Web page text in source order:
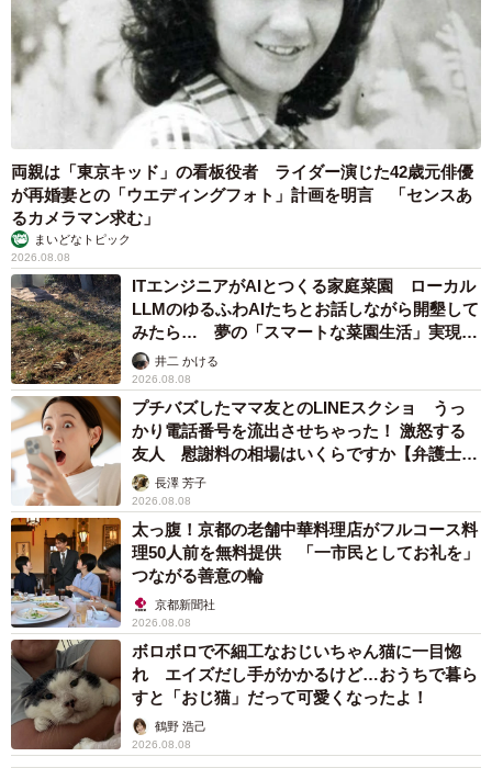
「牡蠣の妖精ですね」
「完璧なかわいい牡蠣」
「立派な牡蠣……牡蠣！！？」
「パグに似ている大粒の牡蠣だ」
「AIが牡蠣の妖精にしたかのような（笑）」
「違う意味であたる！ 私の心にあたるwww」
両親は「東京キッド」の看板役者 ライダー演じた42歳元俳優
が再婚妻との「ウエディングフォト」計画を明言 「センスあ
るカメラマン求む」
まいどなトピック
2026.08.08
ITエンジニアがAIとつくる家庭菜園 ローカル
LLMのゆるふわAIたちとお話しながら開墾して
みたら… 夢の「スマートな菜園生活」実現な
るか井二 かける
2026.08.08
プチバズしたママ友とのLINEスクショ うっ
かり電話番号を流出させちゃった！ 激怒する
友人 慰謝料の相場はいくらですか【弁護士が
解説】長澤 芳子
2026.08.08
太っ腹！京都の老舗中華料理店がフルコース料
理50人前を無料提供 「一市民としてお礼を」
つながる善意の輪
京都新聞社
2026.08.08
ボロボロで不細工なおじいちゃん猫に一目惚
れ エイズだし手がかかるけど…おうちで暮ら
すと「おじ猫」だって可愛くなったよ！
鶴野 浩己
2026.08.08